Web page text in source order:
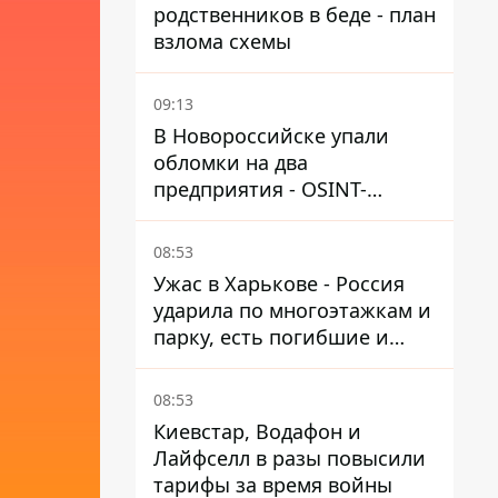
родственников в беде - план
взлома схемы
09:13
В Новороссийске упали
обломки на два
предприятия - OSINT-
каналы предполагают удар
по порту
08:53
Ужас в Харькове - Россия
ударила по многоэтажкам и
парку, есть погибшие и
раненые
08:53
Киевстар, Водафон и
Лайфселл в разы повысили
тарифы за время войны